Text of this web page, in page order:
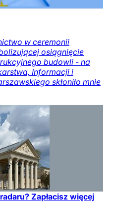
w ceremonii
osiągnięcie
budowli - na
Informacji i
skłoniło mnie
Zapłacisz więcej